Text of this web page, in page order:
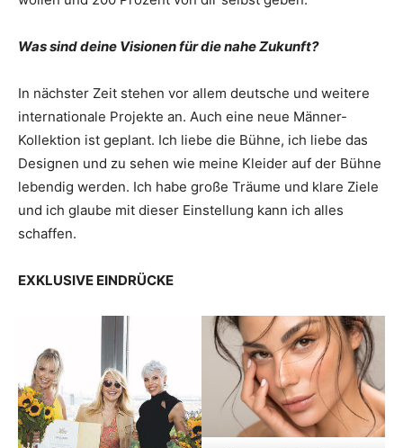
Was sind deine Visionen für die nahe Zukunft?
In nächster Zeit stehen vor allem deutsche und weitere
internationale Projekte an. Auch eine neue Männer-
Kollektion ist geplant. Ich liebe die Bühne, ich liebe das
Designen und zu sehen wie meine Kleider auf der Bühne
lebendig werden. Ich habe große Träume und klare Ziele
und ich glaube mit dieser Einstellung kann ich alles
schaffen.
EXKLUSIVE EINDRÜCKE